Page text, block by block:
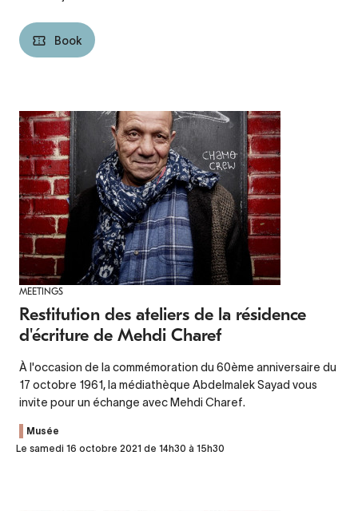
Book
MEETINGS
Restitution des ateliers de la résidence
d'écriture de Mehdi Charef
À l'occasion de la commémoration du 60ème anniversaire du
17 octobre 1961, la médiathèque Abdelmalek Sayad vous
invite pour un échange avec Mehdi Charef.
Musée
Le samedi 16 octobre 2021 de 14h30 à 15h30